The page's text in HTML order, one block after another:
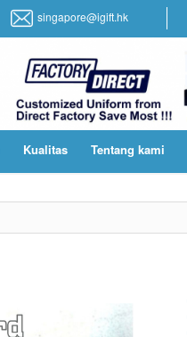
singapore@igift.hk
Kualitas Tentang kami